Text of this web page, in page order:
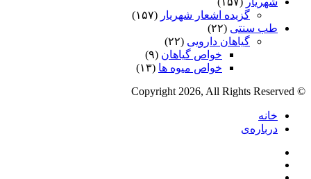
گزیده اشعار شهریار (۱۵۷)
طب سنتی (۲۲)
گیاهان دارویی (۲۲)
خواص گیاهان (۹)
خواص میوه ها (۱۳)
© Copyright 2026, All Rights Reserved
خانه
درباره‌ی